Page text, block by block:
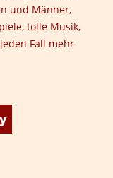
und Männer,
tolle Musik,
Fall mehr